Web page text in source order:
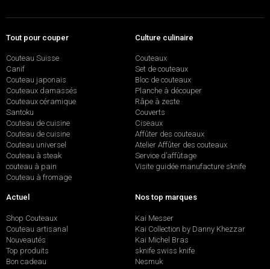
Tout pour couper
Couteau Suisse
Canif
Couteau japonais
Couteaux damassés
Couteaux céramique
Santoku
Couteau de cuisine
Couteau de cuisine
Couteau universel
Couteau à steak
couteau à pain
Couteau à fromage
Culture culinaire
Couteaux
Set de couteaux
Bloc de couteaux
Planche à découper
Râpe à zeste
Couverts
Ciseaux
Affûter des couteaux
Atelier Affûter des couteaux
Service d’affûtage
Visite guidée manufacture sknife
Actuel
Shop Couteaux
Couteau artisanal
Nouveautés
Top produits
Bon cadeau
Nos top marques
Kai Messer
Kai Collection by Danny Khezzar
Kai Michel Bras
sknife swiss knife
Nesmuk